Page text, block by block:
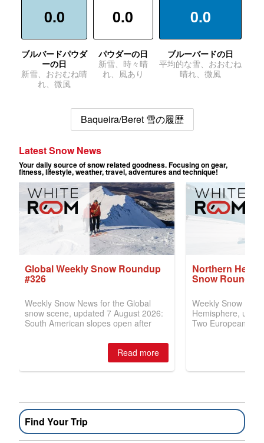
0.0
ブルバードパウダ
ーの日
新雪、おおむね晴
れ、微風
0.0
パウダーの日
新雪、時々晴
れ、風あり
0.0
ブルーバードの日
平均的な雪、おおむね
晴れ、微風
Baqueira/Beret 雪の履歴
Find Your Trip